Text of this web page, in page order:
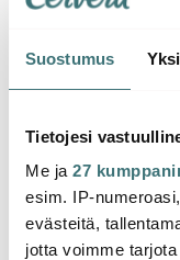
Suostumus
Tietojesi
Me ja 27
esim. IP-
evästeitä,
jotta voimme
Fika Tiskirätti 20x18
4.00 €
Saatavilla